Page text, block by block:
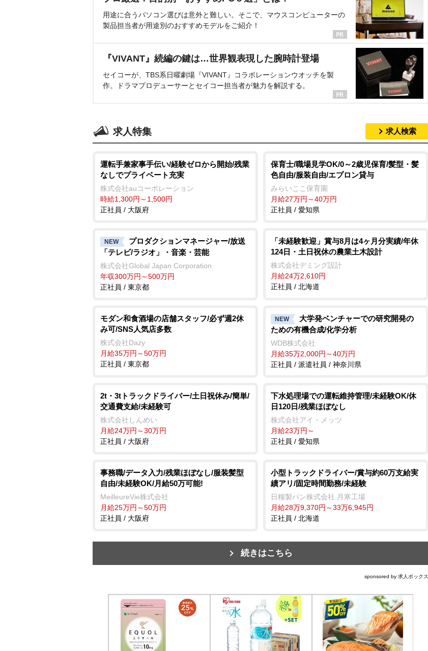
用途に合うパソコン選びは意外と難しい。そこで、マウスコンピューターの
製品担当者が用途別のおすすめモデルをご紹介！
『VIVANT』続編の鍵は…世界観表現した腕時計登場
セイコーが、TBS系日曜劇場『VIVANT』コラボレーションウオッチを製
作。ドラマプロデューサーとセイコー担当者が魅力を解説する。
求人特集 求人検索
運転手兼家事手伝い/経験ゼロから開始/残業
なしでプライベート充実
株式会社auコーポレーション
時給1,300円～1,500円
正社員 / 大阪府
保育士/職場見学OK/0～2歳児保育/髪型・髪
色自由/服装自由/エプロン貸与
みらいここ保育園
月給27万円～40万円
正社員 / 愛知県
NEW
プロダクションマネージャー/放送
「テレビ/ラジオ」・音楽・芸能
株式会社Global Japan Corporation
年収300万円～500万円
正社員 / 東京都
「未経験歓迎」賞与8月は4ヶ月分実績/年休
124日・土日祝休の農業土木設計
株式会社デミング設計
月給24万2,610円
正社員 / 北海道
モダン和食酒場の店舗スタッフ/必ず週2休
み可/SNS人気店多数
株式会社Dazy
月給35万円～50万円
正社員 / 東京都
NEW
大学発ベンチャーでの研究開発の
ための有機合成/化学分析
WDB株式会社
月給35万2,000円～40万円
正社員 / 派遣社員 / 神奈川県
2t・3tトラックドライバー/土日祝休み/簡単/
交通費支給/未経験可
株式会社しんめい
月給24万円～30万円
正社員 / 大阪府
下水処理場での運転維持管理/未経験OK/休
日120日/残業ほぼなし
株式会社アイ・メッツ
月給23万円～
正社員 / 愛知県
事務職/データ入力/残業ほぼなし/服装髪型
自由/未経験OK/月給50万可能!
MeilleureVie株式会社
月給25万円～50万円
正社員 / 大阪府
小型トラックドライバー/賞与約60万支給実
績アリ/固定時間勤務/未経験
日糧製パン株式会社 月寒工場
月給28万9,370円～33万6,945円
正社員 / 北海道
続きはこちら
sponsored by 求人ボックス